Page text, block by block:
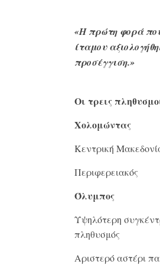
«Η πρώτη φορά
ίταμου
προσέγγιση.»
Οι τρεις
Χολομώντας
Κεντρική
Περιφερειακός
Όλυμπος
Υψηλότερη
πληθυσμός
Αριστερό αστέρι